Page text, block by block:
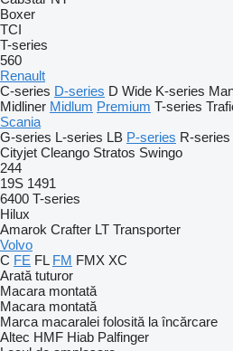
Boxer
TCI
T-series
560
Renault
C-series D-series D Wide K-series
Midliner Midlum Premium T-series
Scania
G-series L-series LB P-series R-series
Cityjet Cleango Stratos Swingo
244
19S 1491
6400 T-series
Hilux
Amarok Crafter LT Transporter
Volvo
C FE FL FM FMX XC
Arată tuturor
Macara montată
Macara montată
Marca macaralei folosită la încărcare
Altec HMF Hiab Palfinger